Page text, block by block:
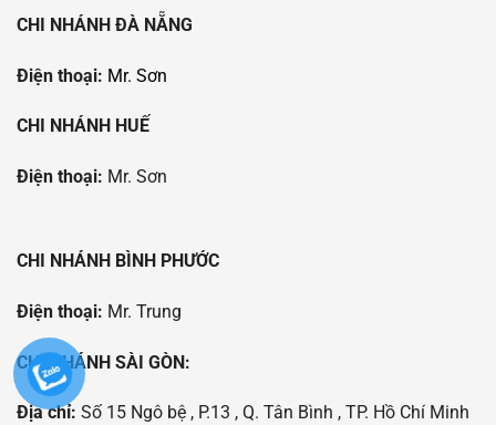
CHI NHÁNH ĐÀ NẴNG
Điện thoại: Mr. Sơn
CHI NHÁNH HUẾ
Điện thoại: Mr. Sơn
CHI NHÁNH BÌNH PHƯỚC
Điện thoại: Mr. Trung
CHI NHÁNH SÀI GÒN:
Địa chỉ: Số 15 Ngô bệ , P.13 , Q. Tân Bình , TP. Hồ Chí Minh